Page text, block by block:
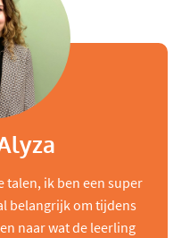
talen, ik ben een super
belangrijk om tijdens
naar wat de leerling